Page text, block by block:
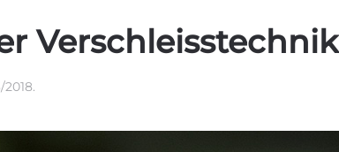
Verschleisstechnik
.